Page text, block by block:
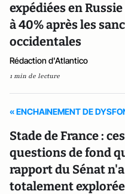
expédiées en
à 40% après les
occidentales
Rédaction d'Atlantico
1 min de lecture
« ENCHAINEMENT DE
Stade de France : ces
questions de fond
rapport du Sénat
totalement